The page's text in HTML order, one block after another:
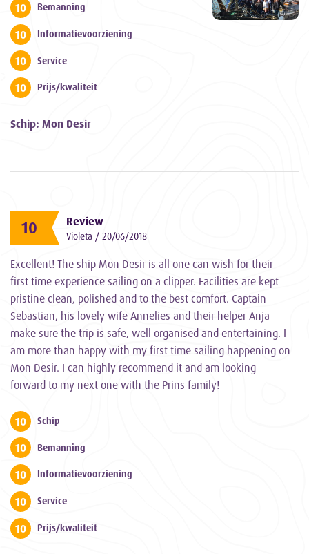
10 Bemanning
10 Informatievoorziening
10 Service
10 Prijs/kwaliteit
Schip: Mon Desir
10 Review
Violeta / 20/06/2018
Excellent! The ship Mon Desir is all one can wish for their
first time experience sailing on a clipper. Facilities are kept
pristine clean, polished and to the best comfort. Captain
Sebastian, his lovely wife Annelies and their helper Anja
make sure the trip is safe, well organised and entertaining. I
am more than happy with my first time sailing happening on
Mon Desir. I can highly recommend it and am looking
forward to my next one with the Prins family!
10 Schip
10 Bemanning
10 Informatievoorziening
10 Service
10 Prijs/kwaliteit